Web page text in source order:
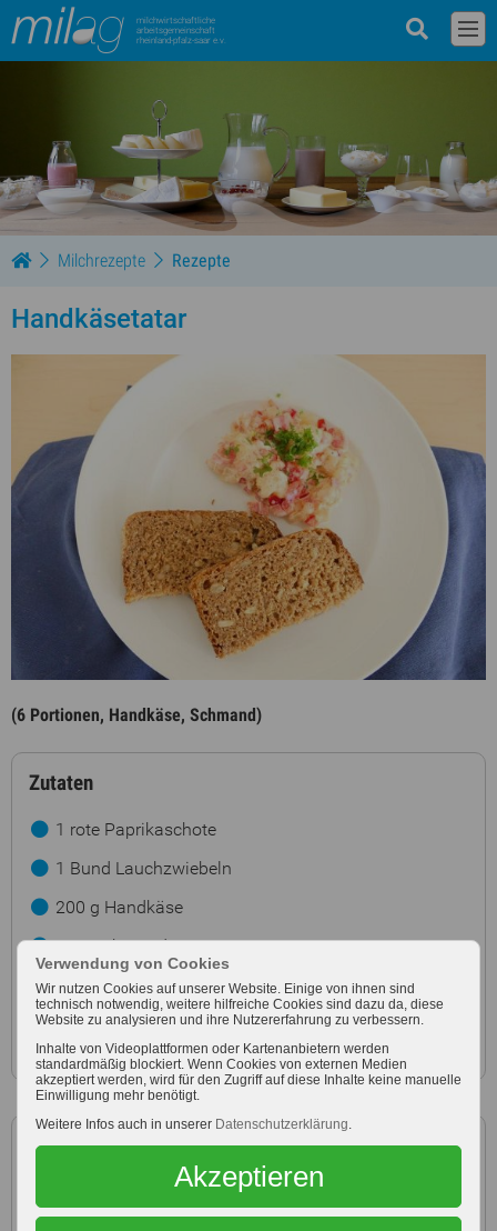
milchwirtschaftliche
arbeitsgemeinschaft
rheinland-pfalz-saar e.v.
Milchrezepte Rezepte
Handkäsetatar
(6 Portionen, Handkäse, Schmand)
Zutaten
1 rote Paprikaschote
1 Bund Lauchzwiebeln
200 g Handkäse
4 EL Schmand
Salz, Cayennepfeffer
Kümmel
Zubereitung
Paprika und Lauchzwiebeln putzen und in Würfel/halbe
Ringe schneiden, Handkäse fein würfeln und mit dem
Verwendung von Cookies
Wir nutzen Cookies auf unserer Website. Einige von ihnen sind
technisch notwendig, weitere hilfreiche Cookies sind dazu da, diese
Website zu analysieren und ihre Nutzererfahrung zu verbessern.
Inhalte von Videoplattformen oder Kartenanbietern werden
standardmäßig blockiert. Wenn Cookies von externen Medien
akzeptiert werden, wird für den Zugriff auf diese Inhalte keine manuelle
Einwilligung mehr benötigt.
Weitere Infos auch in unserer Datenschutzerklärung.
Akzeptieren